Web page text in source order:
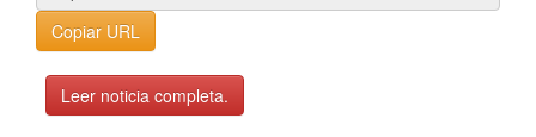
Copiar URL
Leer noticia completa.